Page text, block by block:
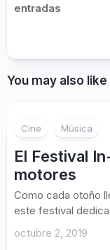
entradas
You may also like
Cine Música
El Festival
motores
Como cada otoño
este festival
octubre 2, 2019